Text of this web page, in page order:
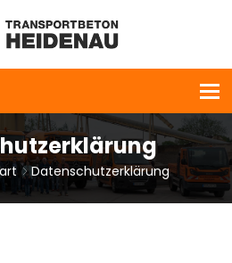
Datenschutzerklärung